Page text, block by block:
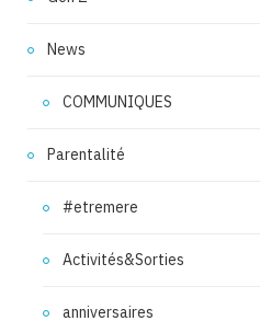
News
COMMUNIQUES
Parentalité
#etremere
Activités&Sorties
anniversaires